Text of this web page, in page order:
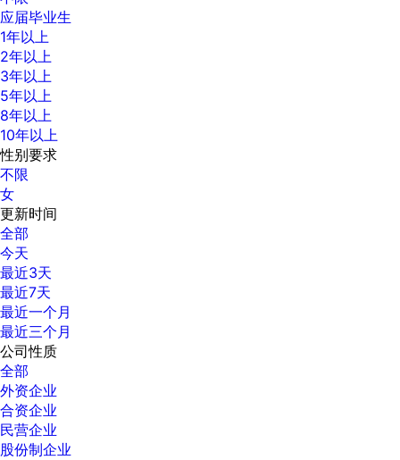
应届毕业生
1年以上
2年以上
3年以上
5年以上
8年以上
10年以上
性别要求
不限
女
更新时间
全部
今天
最近3天
最近7天
最近一个月
最近三个月
公司性质
全部
外资企业
合资企业
民营企业
股份制企业